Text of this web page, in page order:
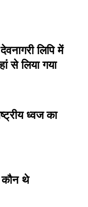
लिपि में
से लिया गया
ध्वज का
कौन थे